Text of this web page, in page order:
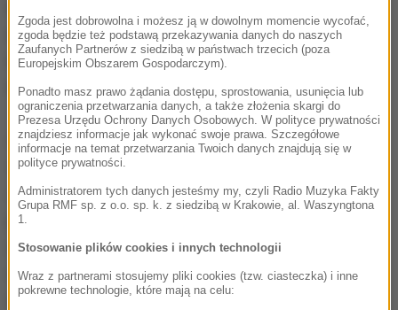
systemie dozoru elektronicznego, który jednak
wydział penitencjarny warszawskiego sądu we
wtorek odrzucił.
Postanowienie dla "Diablo" beznadziejne.
Wydawałoby się, że spełnia wszystkie przesłanki,
żeby obrączkę dostać- skomentował na Twitterze
promotor boksera Andrzej Wasilewski. Napisał też,
że zgodnie z wyrokiem "Diablo" powinien 1 lutego
stawić się w zakładzie karnym. Wniosek o
odroczenie nie zwalnia go z tego obowiązku.
Zgoda jest dobrowolna i możesz ją w dowolnym momencie wycofać,
zgoda będzie też podstawą przekazywania danych do naszych
Zaufanych Partnerów z siedzibą w państwach trzecich (poza
Europejskim Obszarem Gospodarczym).
Ponadto masz prawo żądania dostępu, sprostowania, usunięcia lub
ograniczenia przetwarzania danych, a także złożenia skargi do
Prezesa Urzędu Ochrony Danych Osobowych. W polityce prywatności
znajdziesz informacje jak wykonać swoje prawa. Szczegółowe
informacje na temat przetwarzania Twoich danych znajdują się w
polityce prywatności.
Administratorem tych danych jesteśmy my, czyli Radio Muzyka Fakty
Grupa RMF sp. z o.o. sp. k. z siedzibą w Krakowie, al. Waszyngtona
1.
Stosowanie plików cookies i innych technologii
Wraz z partnerami stosujemy pliki cookies (tzw. ciasteczka) i inne
pokrewne technologie, które mają na celu: